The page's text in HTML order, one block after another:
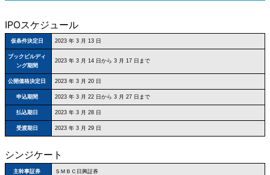
IPOスケジュール
仮条件決定日 2023 年 3 月 13 日
ブックビルディ
ング期間
2023 年 3 月 14 日から 3 月 17 日まで
公開価格決定日 2023 年 3 月 20 日
申込期間 2023 年 3 月 22 日から 3 月 27 日まで
払込期日 2023 年 3 月 28 日
受渡期日 2023 年 3 月 29 日
シンジケート
主幹事証券 ＳＭＢＣ日興証券